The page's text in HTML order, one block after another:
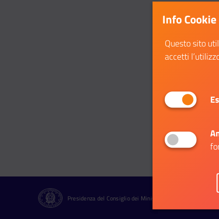
Presidenza del Consiglio dei Ministri Dipartimento per le
Info Cookie
Questo sito
accetti